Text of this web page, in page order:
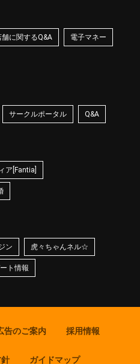
舗に関するQ&A 電子マネー
サークルポータル Q&A
ア[Fantia]
ン 虎々ちゃんネル☆
ト情報
告のご案内 採用情報
ガイドマップ